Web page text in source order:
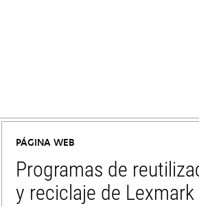
PÁGINA WEB
Programas de
y reciclaje de Lexmark